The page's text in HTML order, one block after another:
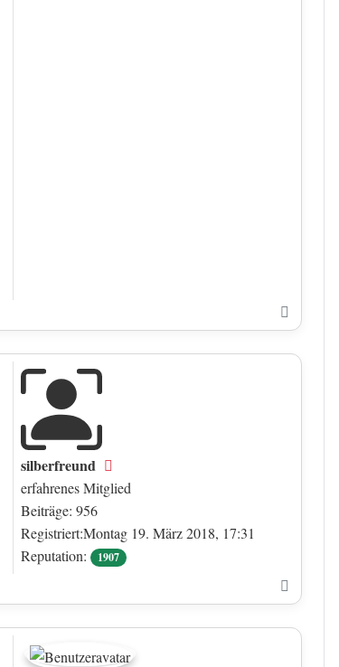
silberfreund
erfahrenes Mitglied
Beiträge: 956
Registriert:Montag 19. März 2018, 17:31
Reputation:
1907